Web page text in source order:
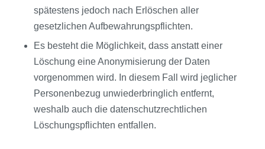
spätestens jedoch nach Erlöschen aller
gesetzlichen Aufbewahrungspflichten.
Es besteht die Möglichkeit, dass anstatt einer
Löschung eine Anonymisierung der Daten
vorgenommen wird. In diesem Fall wird jeglicher
Personenbezug unwiederbringlich entfernt,
weshalb auch die datenschutzrechtlichen
Löschungspflichten entfallen.